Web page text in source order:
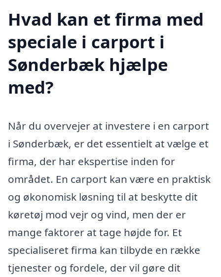
Hvad kan et firma med
speciale i carport i
Sønderbæk hjælpe
med?
Når du overvejer at investere i en carport
i Sønderbæk, er det essentielt at vælge et
firma, der har ekspertise inden for
området. En carport kan være en praktisk
og økonomisk løsning til at beskytte dit
køretøj mod vejr og vind, men der er
mange faktorer at tage højde for. Et
specialiseret firma kan tilbyde en række
tjenester og fordele, der vil gøre dit